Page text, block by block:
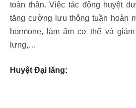
toàn thân. Việc tác động huyệt
tăng cường lưu thông tuần hoàn
hormone, làm ấm cơ thể và
lưng,…
Huyệt Đại lăng: